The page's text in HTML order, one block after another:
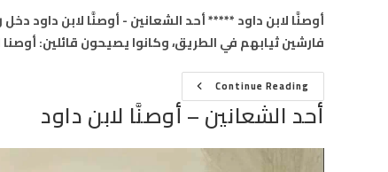
أوصنَّا لابن داود ***** أحد الشعانين - أوصنَّا لابن داود
فارشين ثيابهم في الطريق، وكانوا يصيحون قائلين: أوصنا
Continue Readingأحد
الشعانين
–
أوصنَّا
لابن
داود
أحد الشعانين – أوصنَّا لابن داود